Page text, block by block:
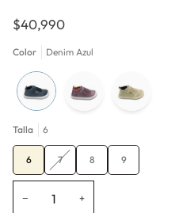
$40,990
Color Denim Azul
Talla 6
6 7Variante
agotada
8 9
− +